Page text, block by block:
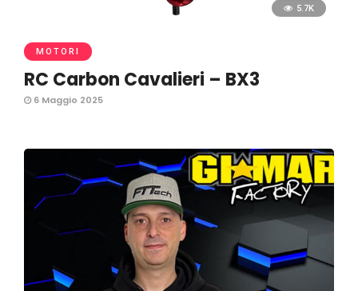
5.7K
MOTORI
RC Carbon Cavalieri – BX3
6 Maggio 2025